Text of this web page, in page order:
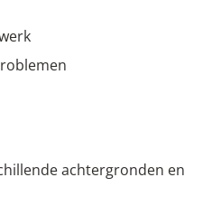
achtergronden en